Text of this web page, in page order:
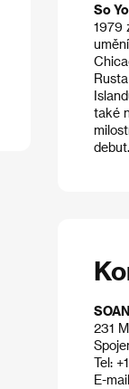
So
1979
také
debut.
231
Tel:
E-